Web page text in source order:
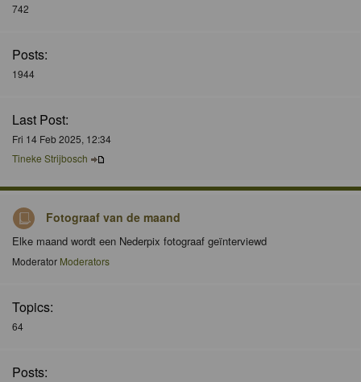
742
Posts:
1944
Last Post:
Fri 14 Feb 2025, 12:34
Tineke Strijbosch
Fotograaf van de maand
Elke maand wordt een Nederpix fotograaf geïnterviewd
Moderator Moderators
Topics:
64
Posts: